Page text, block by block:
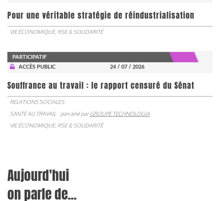
Pour une véritable stratégie de réindustrialisation
VIE ÉCONOMIQUE, RSE & SOLIDARITÉ
PARTICIPATIF
ACCÈS PUBLIC
24 / 07 / 2026
Souffrance au travail : le rapport censuré du Sénat
RELATIONS SOCIALES
SANTÉ AU TRAVAIL
parrainé parGROUPE TECHNOLOGIA
VIE ÉCONOMIQUE, RSE & SOLIDARITÉ
Aujourd'hui
on parle de...